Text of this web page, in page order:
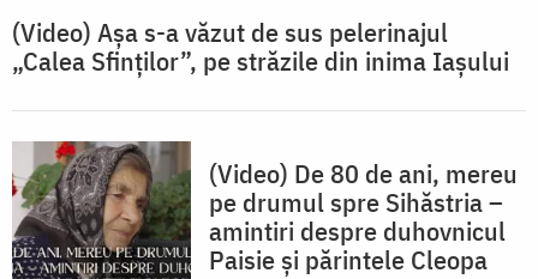
(Video) Așa s-a văzut de sus pelerinajul
„Calea Sfinților”, pe străzile din inima Iașului
(Video) De 80 de ani, mereu
pe drumul spre Sihăstria –
amintiri despre duhovnicul
Paisie și părintele Cleopa